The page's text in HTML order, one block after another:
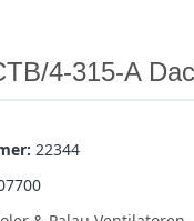
4-315-A
22344